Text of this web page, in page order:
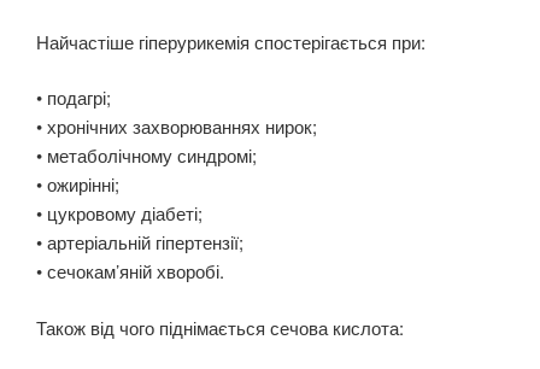
Найчастіше гіперурикемія спостерігається при:
• подагрі;
• хронічних захворюваннях нирок;
• метаболічному синдромі;
• ожирінні;
• цукровому діабеті;
• артеріальній гіпертензії;
• сечокам’яній хворобі.
Також від чого піднімається сечова кислота: